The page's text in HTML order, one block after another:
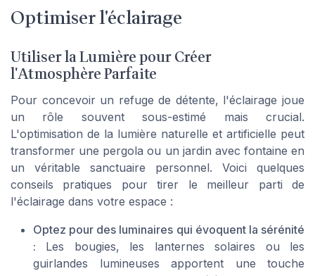
Optimiser l'éclairage
Utiliser la Lumière pour Créer
l'Atmosphère Parfaite
Pour concevoir un refuge de détente, l'éclairage joue
un rôle souvent sous-estimé mais crucial.
L'optimisation de la lumière naturelle et artificielle peut
transformer une pergola ou un jardin avec fontaine en
un véritable sanctuaire personnel. Voici quelques
conseils pratiques pour tirer le meilleur parti de
l'éclairage dans votre espace :
Optez pour des luminaires qui évoquent la sérénité
: Les bougies, les lanternes solaires ou les
guirlandes lumineuses apportent une touche